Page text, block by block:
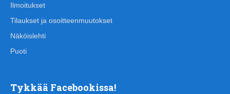
Ilmoitukset
Tilaukset ja osoitteenmuutokset
Näköislehti
Puoti
Tykkää Facebookissa!